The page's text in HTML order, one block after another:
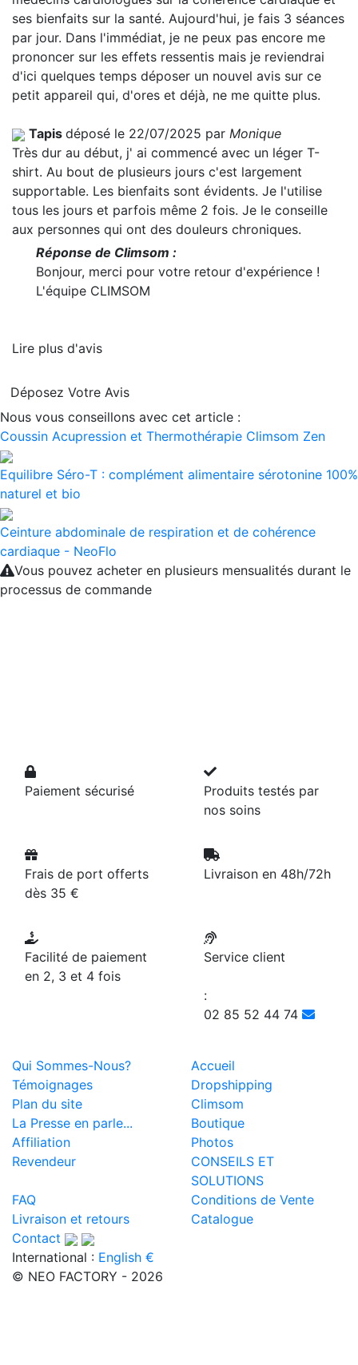
ses bienfaits sur la santé. Aujourd'hui, je fais 3 séances
par jour. Dans l'immédiat, je ne peux pas encore me
prononcer sur les effets ressentis mais je reviendrai
d'ici quelques temps déposer un nouvel avis sur ce
petit appareil qui, d'ores et déjà, ne me quitte plus.
Tapis déposé le 22/07/2025 par Monique
Très dur au début, j' ai commencé avec un léger T-
shirt. Au bout de plusieurs jours c'est largement
supportable. Les bienfaits sont évidents. Je l'utilise
tous les jours et parfois même 2 fois. Je le conseille
aux personnes qui ont des douleurs chroniques.
Réponse de Climsom :
Bonjour, merci pour votre retour d'expérience !
L'équipe CLIMSOM
Lire plus d'avis
Déposez Votre Avis
Nous vous conseillons avec cet article :
Coussin Acupression et Thermothérapie Climsom Zen
Equilibre Séro-T : complément alimentaire sérotonine 100%
naturel et bio
Ceinture abdominale de respiration et de cohérence
cardiaque - NeoFlo
Vous pouvez acheter en plusieurs mensualités durant le
processus de commande
Paiement sécurisé
Produits testés par
nos soins
Frais de port offerts
dès 35 €
Livraison en 48h/72h
Facilité de paiement
en 2, 3 et 4 fois
Service client
:
02 85 52 44 74
Qui Sommes-Nous?
Accueil
Témoignages
Dropshipping
Plan du site
Climsom
La Presse en parle...
Boutique
Affiliation
Photos
Revendeur
CONSEILS ET
SOLUTIONS
FAQ
Conditions de Vente
Livraison et retours
Catalogue
Contact
International : English €
© NEO FACTORY - 2026